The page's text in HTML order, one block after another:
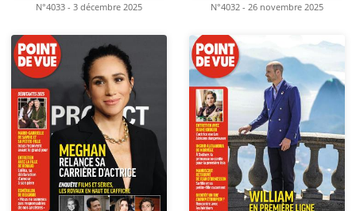
N°4033 - 3 décembre 2025 N°4032 - 26 novembre 2025